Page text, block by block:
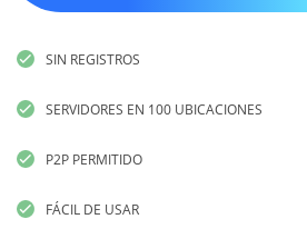
SIN REGISTROS
SERVIDORES EN 100 UBICACIONES
P2P PERMITIDO
FÁCIL DE USAR